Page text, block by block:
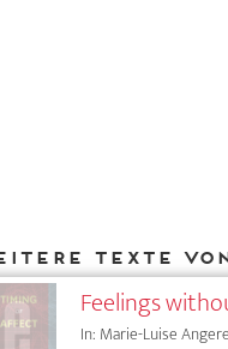
Texte von
Feelings
In: Marie-Luise